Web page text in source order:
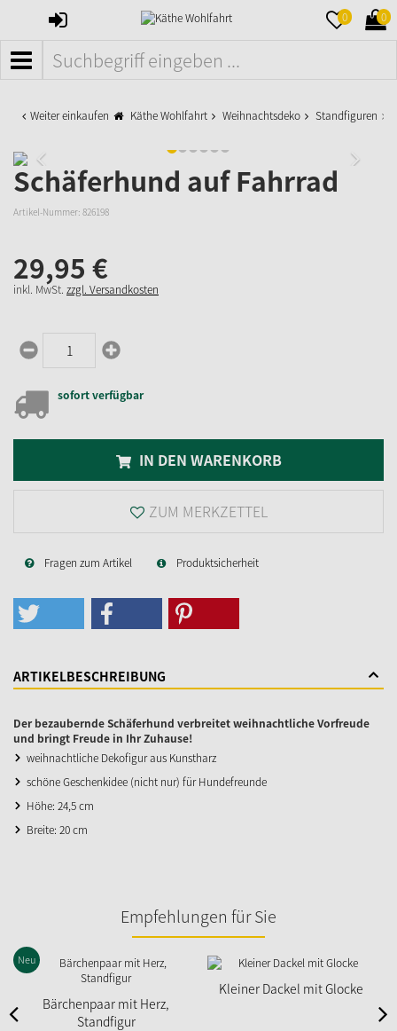
ANMELDEN 0 0
MENÜ
Weiter einkaufen Käthe Wohlfahrt Weihnachtsdeko Standfiguren
Schäferhund auf Fahrrad
Artikel-Nummer: 826198
29,95 €
inkl. MwSt. zzgl. Versandkosten
sofort verfügbar
IN DEN WARENKORB
ZUM MERKZETTEL
Fragen zum Artikel Produktsicherheit
ARTIKELBESCHREIBUNG
Der bezaubernde Schäferhund verbreitet weihnachtliche Vorfreude
und bringt Freude in Ihr Zuhause!
weihnachtliche Dekofigur aus Kunstharz
schöne Geschenkidee (nicht nur) für Hundefreunde
Höhe: 24,5 cm
Breite: 20 cm
Empfehlungen für Sie
Bärchenpaar mit Herz,
Standfigur
Neu
Kleiner Dackel mit Glocke